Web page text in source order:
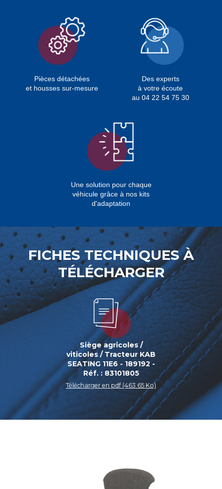
Pièces détachées
et housses sur-mesure
Des experts
à votre écoute
au 04 22 54 75 30
Une solution pour chaque
véhicule grâce à nos kits
d'adaptation
FICHES TECHNIQUES À
TÉLÉCHARGER
Siège agricoles /
viticoles / Tracteur KAB
SEATING 11E6 - 189192 -
Réf. : 83101805
Télécharger en pdf (463.65 Ko)